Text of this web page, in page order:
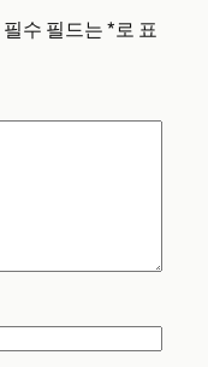
필수 필드는*로 표